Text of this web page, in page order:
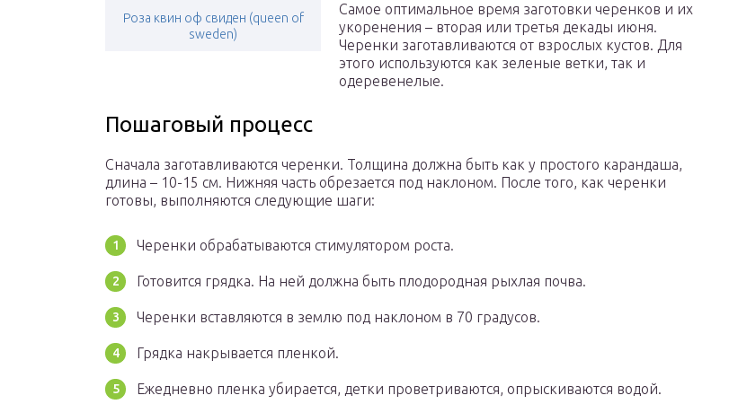
Роза квин оф свиден (queen of
sweden)
Самое оптимальное время заготовки черенков и их
укоренения – вторая или третья декады июня.
Черенки заготавливаются от взрослых кустов. Для
этого используются как зеленые ветки, так и
одеревенелые.
Пошаговый процесс
Сначала заготавливаются черенки. Толщина должна быть как у простого карандаша,
длина – 10-15 см. Нижняя часть обрезается под наклоном. После того, как черенки
готовы, выполняются следующие шаги:
Черенки обрабатываются стимулятором роста.
Готовится грядка. На ней должна быть плодородная рыхлая почва.
Черенки вставляются в землю под наклоном в 70 градусов.
Грядка накрывается пленкой.
Ежедневно пленка убирается, детки проветриваются, опрыскиваются водой.